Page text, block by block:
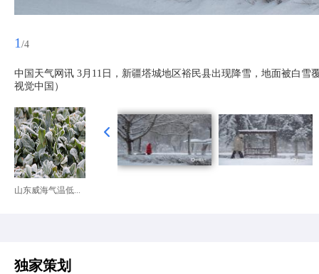
1 /4
中国天气网讯 3月11日，新疆塔城地区裕民县出现降雪，地面被白
视觉中国）
山东威海气温低...
独家策划